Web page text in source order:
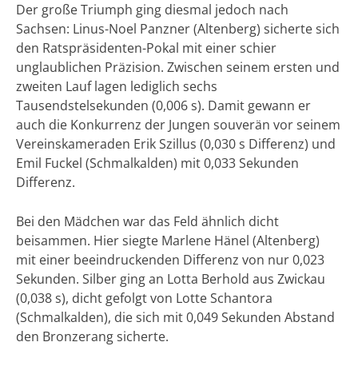
Der große Triumph ging diesmal jedoch nach
Sachsen: Linus-Noel Panzner (Altenberg) sicherte sich
den Ratspräsidenten-Pokal mit einer schier
unglaublichen Präzision. Zwischen seinem ersten und
zweiten Lauf lagen lediglich sechs
Tausendstelsekunden (0,006 s). Damit gewann er
auch die Konkurrenz der Jungen souverän vor seinem
Vereinskameraden Erik Szillus (0,030 s Differenz) und
Emil Fuckel (Schmalkalden) mit 0,033 Sekunden
Differenz.
Bei den Mädchen war das Feld ähnlich dicht
beisammen. Hier siegte Marlene Hänel (Altenberg)
mit einer beeindruckenden Differenz von nur 0,023
Sekunden. Silber ging an Lotta Berhold aus Zwickau
(0,038 s), dicht gefolgt von Lotte Schantora
(Schmalkalden), die sich mit 0,049 Sekunden Abstand
den Bronzerang sicherte.